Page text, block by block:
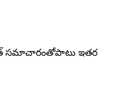
సమాచారంతోపాటు ఇతర